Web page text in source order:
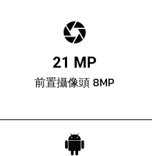
21 MP
前置攝像頭 8MP